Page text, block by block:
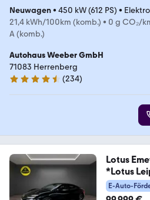
Neuwagen• 450 kW (612 PS) • Elektro
21,4 kWh/100km (komb.) • 0 g CO₂/
A (komb.)
Autohaus Weeber GmbH
71083 Herrenberg
4.6 Sterne
(234)
Lotus Emeya *Business
*Lotus
E-Auto-